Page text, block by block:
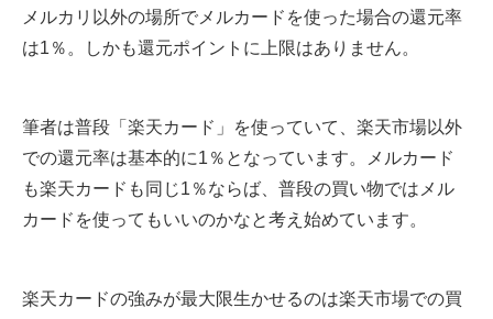
メルカリ以外の場所でメルカードを使った場合の還元率
は1％。しかも還元ポイントに上限はありません。
筆者は普段「楽天カード」を使っていて、楽天市場以外
での還元率は基本的に1％となっています。メルカード
も楽天カードも同じ1％ならば、普段の買い物ではメル
カードを使ってもいいのかなと考え始めています。
楽天カードの強みが最大限生かせるのは楽天市場での買